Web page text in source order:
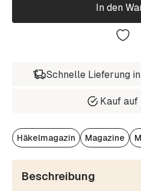
In den
Schnelle Lieferung
Kauf auf
Häkelmagazin Magazine
Beschreibung